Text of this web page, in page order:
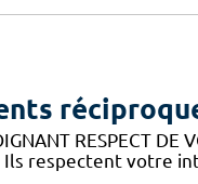
RESPECT
respectent votre